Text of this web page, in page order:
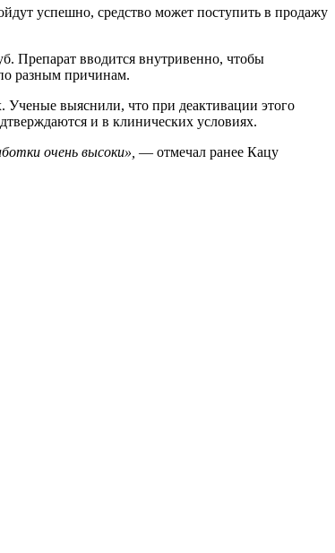
успешно, средство может поступить в продажу
Препарат вводится внутривенно, чтобы
разным причинам.
Ученые выяснили, что при деактивации этого
и в клинических условиях.
очень высоки», — отмечал ранее Кацу